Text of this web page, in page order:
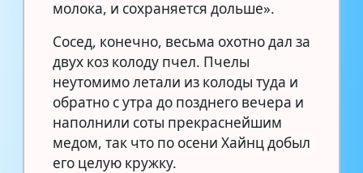
молока, и сохраняется дольше».
Сосед, конечно, весьма охотно дал за
двух коз колоду пчел. Пчелы
неутомимо летали из колоды туда и
обратно с утра до позднего вечера и
наполнили соты прекраснейшим
медом, так что по осени Хайнц добыл
его целую кружку.